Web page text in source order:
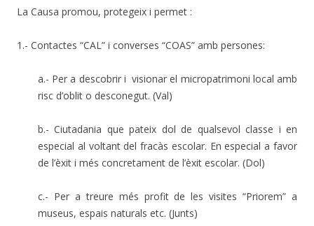
La Causa promou, protegeix i permet :
1.- Contactes “CAL” i converses “COAS” amb persones:
a.- Per a descobrir i visionar el micropatrimoni local amb
risc d’oblit o desconegut. (Val)
b.- Ciutadania que pateix dol de qualsevol classe i en
especial al voltant del fracàs escolar. En especial a favor
de l’èxit i més concretament de l’èxit escolar. (Dol)
c.- Per a treure més profit de les visites “Priorem” a
museus, espais naturals etc. (Junts)